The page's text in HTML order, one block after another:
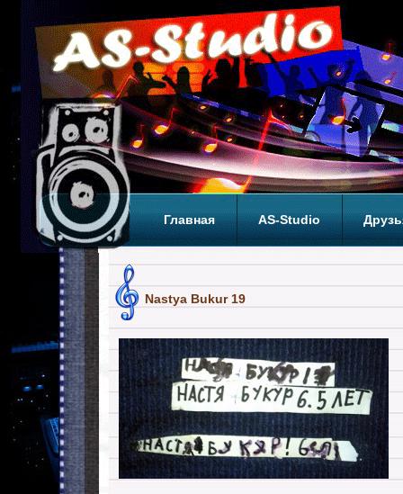
Главная AS-Studio
Nastya Bukur 19